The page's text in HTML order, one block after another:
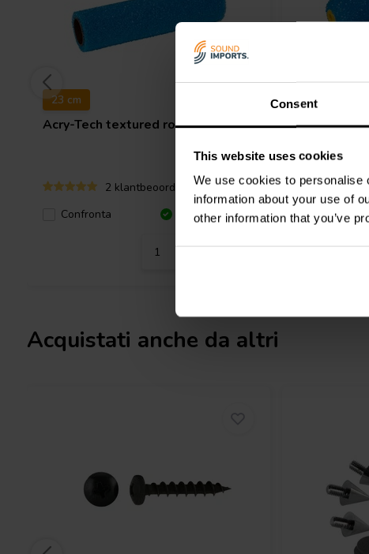
Consent
This website uses cookies
We use cookies to personalise
information about your use of
other information that you’ve
23 cm
Acry-Tech textured roller
2 klantbeoordelingen
Confronta
10+ Disponibile
10 cm
Acry-Tech
9
Confronta
Acquistati anche da altri